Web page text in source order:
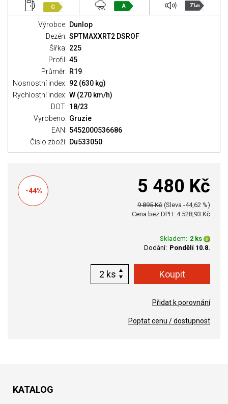
C A 71dB
Výrobce: Dunlop
Dezén: SPTMAXXRT2 DSROF
Šířka: 225
Profil: 45
Průměr: R19
Nosnostní index: 92 (630 kg)
Rychlostní index: W (270 km/h)
DOT: 18/23
Vyrobeno: Gruzie
EAN: 5452000536686
Číslo zboží: Du533050
-44% 5 480 Kč
9 895 Kč (Sleva -44,62 %)
Cena bez DPH: 4 528,93 Kč
Skladem: 2 ks
Dodání: Pondělí 10.8.
ks
Přidat k porovnání
Poptat cenu / dostupnost
KATALOG